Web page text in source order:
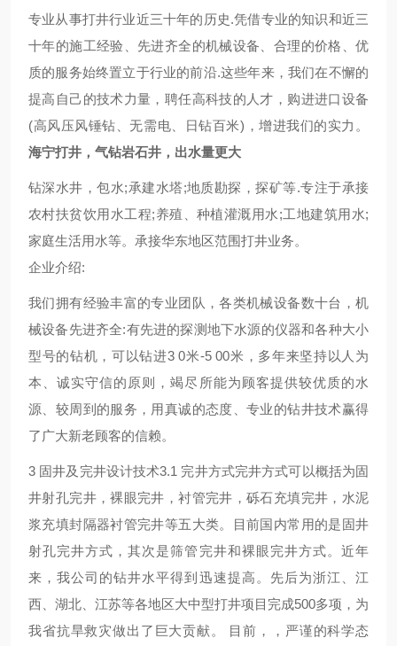
专业从事打井行业近三十年的历史.凭借专业的知识和近三
十年的施工经验、先进齐全的机械设备、合理的价格、优
质的服务始终置立于行业的前沿.这些年来，我们在不懈的
提高自己的技术力量，聘任高科技的人才，购进进口设备
(高风压风锤钻、无需电、日钻百米)，增进我们的实力。
海宁打井，气钻岩石井，出水量更大
钻深水井，包水;承建水塔;地质勘探，探矿等.专注于承接
农村扶贫饮用水工程;养殖、种植灌溉用水;工地建筑用水;
家庭生活用水等。承接华东地区范围打井业务。
企业介绍:
我们拥有经验丰富的专业团队，各类机械设备数十台，机
械设备先进齐全:有先进的探测地下水源的仪器和各种大小
型号的钻机，可以钻进3 0米-5 00米，多年来坚持以人为
本、诚实守信的原则，竭尽所能为顾客提供较优质的水
源、较周到的服务，用真诚的态度、专业的钻井技术赢得
了广大新老顾客的信赖。
3 固井及完井设计技术3.1 完井方式完井方式可以概括为固
井射孔完井，裸眼完井，衬管完井，砾石充填完井，水泥
浆充填封隔器衬管完井等五大类。目前国内常用的是固井
射孔完井方式，其次是筛管完井和裸眼完井方式。 近年
来，我公司的钻井水平得到迅速提高。先后为浙江、江
西、湖北、江苏等各地区大中型打井项目完成500多项，为
我省抗旱救灾做出了巨大贡献。 目前，，严谨的科学态